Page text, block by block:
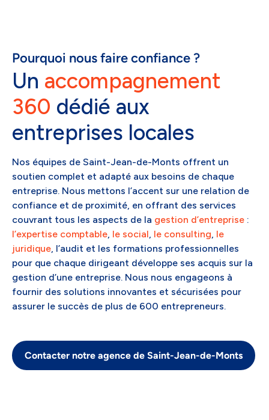
Pourquoi nous faire confiance ?
Un accompagnement
360 dédié aux
entreprises locales
Nos équipes de Saint-Jean-de-Monts offrent un
soutien complet et adapté aux besoins de chaque
entreprise. Nous mettons l’accent sur une relation de
confiance et de proximité, en offrant des services
couvrant tous les aspects de la gestion d’entreprise :
l’expertise comptable le social le consulting le
juridique , l’audit et les formations professionnelles
pour que chaque dirigeant développe ses acquis sur la
gestion d’une entreprise. Nous nous engageons à
fournir des solutions innovantes et sécurisées pour
assurer le succès de plus de 600 entrepreneurs.
Contacter notre agence de Saint-Jean-de-Monts